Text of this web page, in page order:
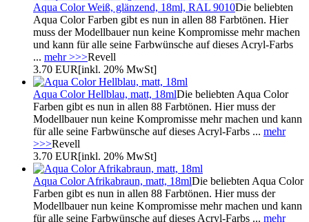
Aqua Color Weiß, glänzend, 18ml, RAL 9010Die beliebten
Aqua Color Farben gibt es nun in allen 88 Farbtönen. Hier
muss der Modellbauer nun keine Kompromisse mehr machen
und kann für alle seine Farbwünsche auf dieses Acryl-Farbs
... mehr >>>Revell
3.70 EUR[inkl. 20% MwSt]
Aqua Color Hellblau, matt, 18mlDie beliebten Aqua Color
Farben gibt es nun in allen 88 Farbtönen. Hier muss der
Modellbauer nun keine Kompromisse mehr machen und kann
für alle seine Farbwünsche auf dieses Acryl-Farbs ... mehr
>>>Revell
3.70 EUR[inkl. 20% MwSt]
Aqua Color Afrikabraun, matt, 18mlDie beliebten Aqua Color
Farben gibt es nun in allen 88 Farbtönen. Hier muss der
Modellbauer nun keine Kompromisse mehr machen und kann
für alle seine Farbwünsche auf dieses Acryl-Farbs ... mehr